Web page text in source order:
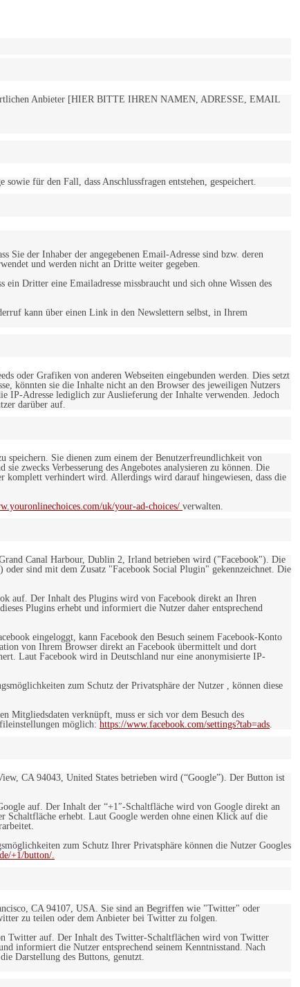
Anbieter [HIER BITTE IHREN NAMEN, ADRESSE, EMAIL
für den Fall, dass Anschlussfragen entstehen, gespeichert.
Sie der Inhaber der angegebenen Email-Adresse sind bzw. deren
und werden nicht an Dritte weiter gegeben.
Dritter eine Emailadresse missbraucht und sich ohne Wissen des
kann über einen Link in den Newslettern selbst, in Ihrem
oder Grafiken von anderen Webseiten eingebunden werden. Dies setzt
könnten sie die Inhalte nicht an den Browser des jeweiligen Nutzers
IP-Adresse lediglich zur Auslieferung der Inhalte verwenden. Jedoch
darüber auf.
speichern. Sie dienen zum einem der Benutzerfreundlichkeit von
zwecks Verbesserung des Angebotes analysieren zu können. Die
komplett verhindert wird. Allerdings wird darauf hingewiesen, dass die
uk/your-ad-choices/ verwalten.
Canal Harbour, Dublin 2, Irland betrieben wird ("Facebook"). Die
sind mit dem Zusatz "Facebook Social Plugin" gekennzeichnet. Die
auf. Der Inhalt des Plugins wird von Facebook direkt an Ihren
Plugins erhebt und informiert die Nutzer daher entsprechend
eingeloggt, kann Facebook den Besuch seinem Facebook-Konto
von Ihrem Browser direkt an Facebook übermittelt und dort
Laut Facebook wird in Deutschland nur eine anonymisierte IP-
zum Schutz der Privatsphäre der Nutzer , können diese
Mitgliedsdaten verknüpft, muss er sich vor dem Besuch des
möglich: https://www.facebook.com/settings?tab=ads.
CA 94043, United States betrieben wird (“Google”). Der Button ist
auf. Der Inhalt der “+1″-Schaltfläche wird von Google direkt an
Schaltfläche erhebt. Laut Google werden ohne einen Klick auf die
zum Schutz Ihrer Privatsphäre können die Nutzer Googles
+1/button/.
CA 94107, USA. Sie sind an Begriffen wie "Twitter" oder
zu teilen oder dem Anbieter bei Twitter zu folgen.
Twitter auf. Der Inhalt des Twitter-Schaltflächen wird von Twitter
informiert die Nutzer entsprechend seinem Kenntnisstand. Nach
Darstellung des Buttons, genutzt.